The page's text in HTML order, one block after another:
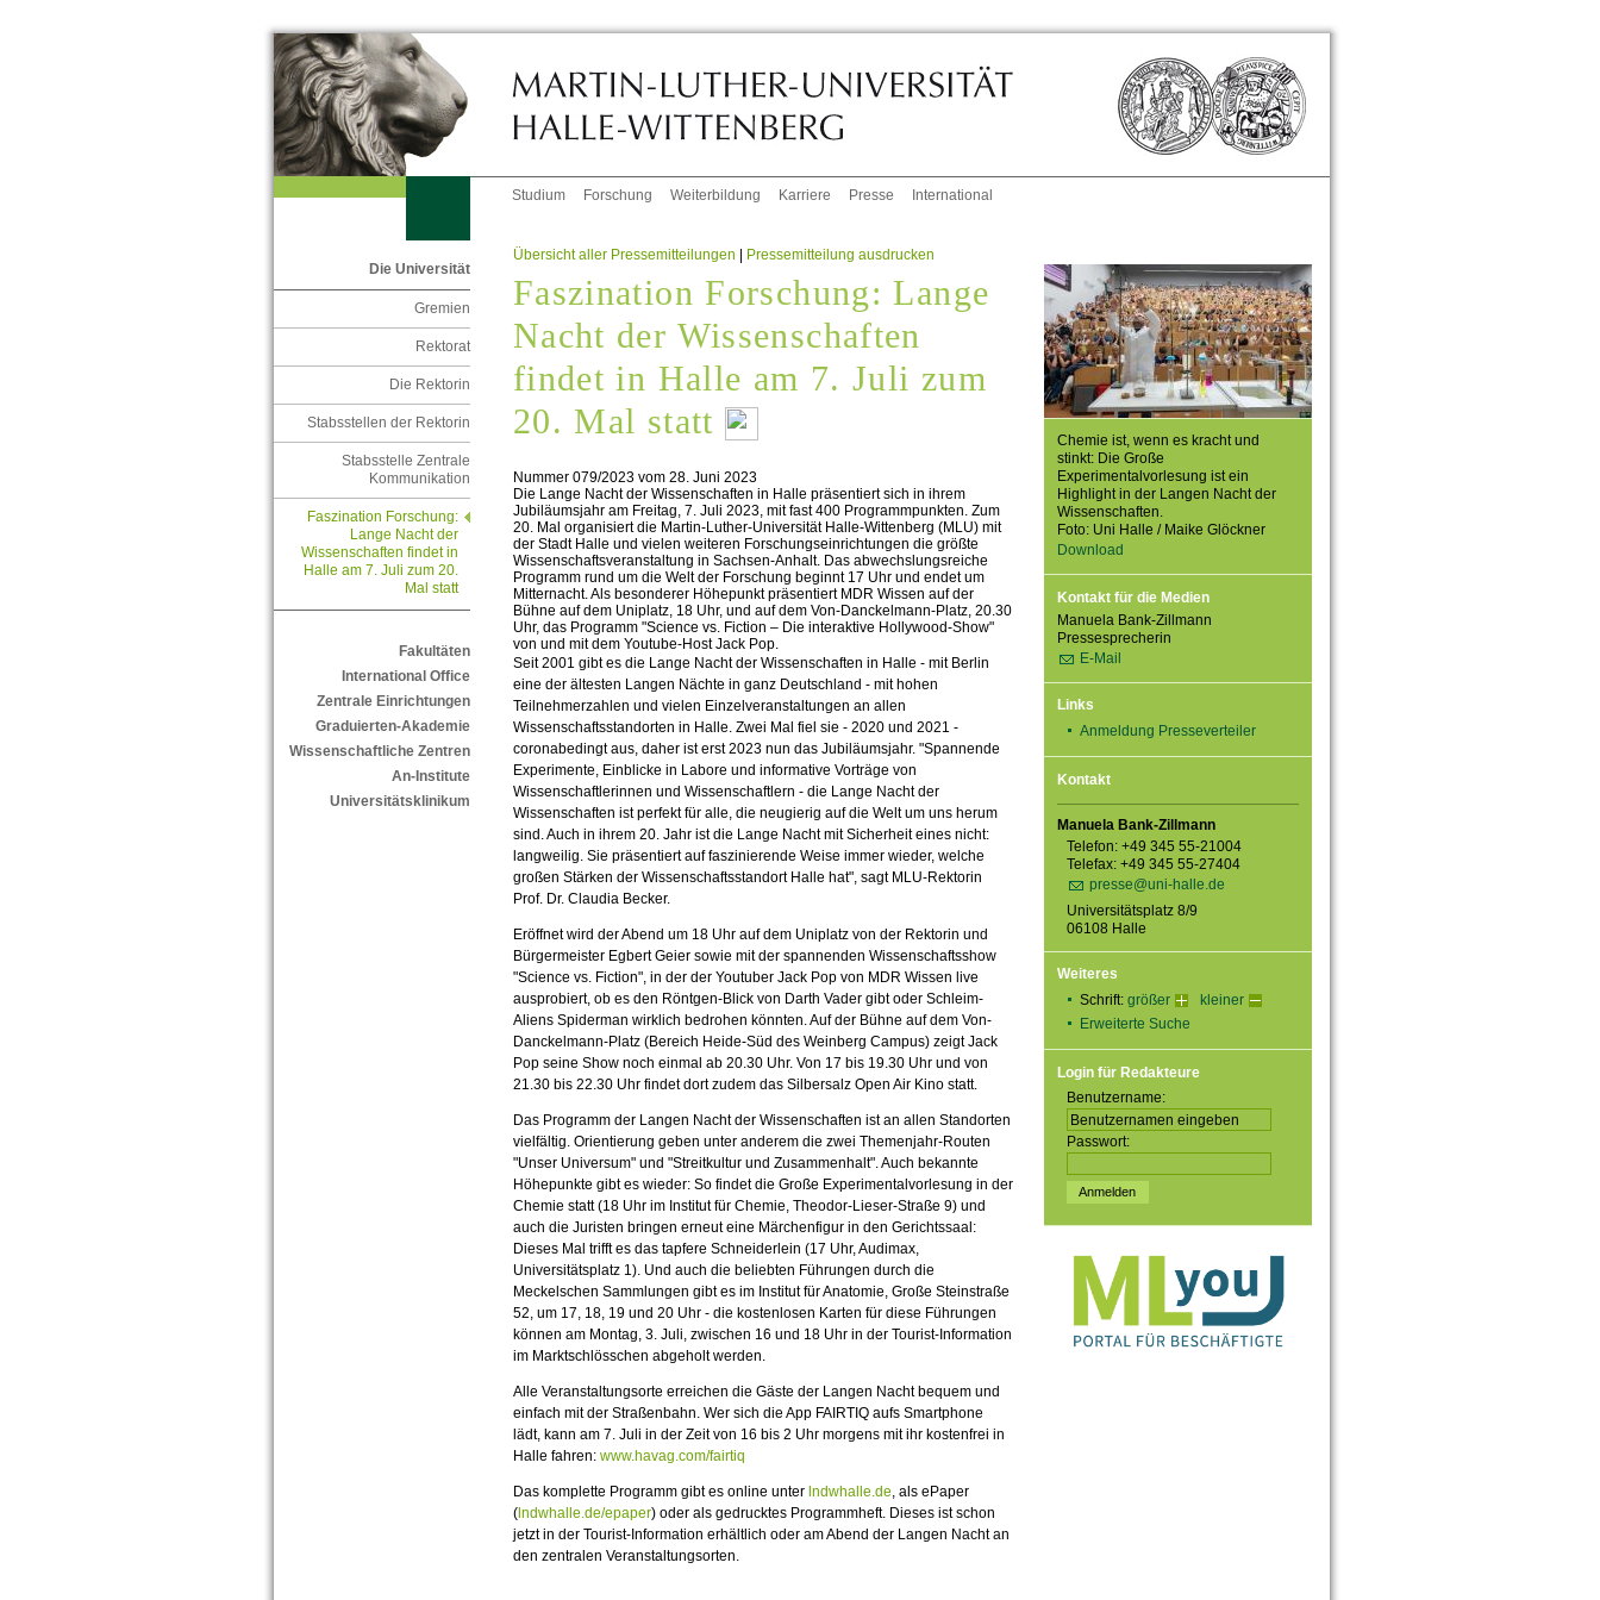
Studium Forschung Weiterbildung Karriere Presse International
Die Universität
Gremien
Rektorat
Die Rektorin
Stabsstellen der Rektorin
Stabsstelle Zentrale
Kommunikation
Faszination Forschung:
Lange Nacht der
Wissenschaften findet in
Halle am 7. Juli zum 20.
Mal statt
Fakultäten
International Office
Zentrale Einrichtungen
Graduierten-Akademie
Wissenschaftliche Zentren
An-Institute
Universitätsklinikum
Chemie ist, wenn es kracht und
stinkt: Die Große
Experimentalvorlesung ist ein
Highlight in der Langen Nacht der
Wissenschaften.
Foto: Uni Halle / Maike Glöckner
Download
Kontakt für die Medien
Manuela Bank-Zillmann
Pressesprecherin
E-Mail
Links
Anmeldung Presseverteiler
Kontakt
Manuela Bank-Zillmann
Telefon: +49 345 55-21004
Telefax: +49 345 55-27404
presse@uni-halle.de
Universitätsplatz 8/9
06108 Halle
Weiteres
Schrift: größer
kleiner
Erweiterte Suche
Login für Redakteure
Benutzername:
Passwort:
Übersicht aller Pressemitteilungen | Pressemitteilung ausdrucken
Faszination Forschung: Lange
Nacht der Wissenschaften
findet in Halle am 7. Juli zum
20. Mal statt
Nummer 079/2023 vom 28. Juni 2023
Die Lange Nacht der Wissenschaften in Halle präsentiert sich in ihrem
Jubiläumsjahr am Freitag, 7. Juli 2023, mit fast 400 Programmpunkten. Zum
20. Mal organisiert die Martin-Luther-Universität Halle-Wittenberg (MLU) mit
der Stadt Halle und vielen weiteren Forschungseinrichtungen die größte
Wissenschaftsveranstaltung in Sachsen-Anhalt. Das abwechslungsreiche
Programm rund um die Welt der Forschung beginnt 17 Uhr und endet um
Mitternacht. Als besonderer Höhepunkt präsentiert MDR Wissen auf der
Bühne auf dem Uniplatz, 18 Uhr, und auf dem Von-Danckelmann-Platz, 20.30
Uhr, das Programm "Science vs. Fiction – Die interaktive Hollywood-Show"
von und mit dem Youtube-Host Jack Pop.
Seit 2001 gibt es die Lange Nacht der Wissenschaften in Halle - mit Berlin
eine der ältesten Langen Nächte in ganz Deutschland - mit hohen
Teilnehmerzahlen und vielen Einzelveranstaltungen an allen
Wissenschaftsstandorten in Halle. Zwei Mal fiel sie - 2020 und 2021 -
coronabedingt aus, daher ist erst 2023 nun das Jubiläumsjahr. "Spannende
Experimente, Einblicke in Labore und informative Vorträge von
Wissenschaftlerinnen und Wissenschaftlern - die Lange Nacht der
Wissenschaften ist perfekt für alle, die neugierig auf die Welt um uns herum
sind. Auch in ihrem 20. Jahr ist die Lange Nacht mit Sicherheit eines nicht:
langweilig. Sie präsentiert auf faszinierende Weise immer wieder, welche
großen Stärken der Wissenschaftsstandort Halle hat", sagt MLU-Rektorin
Prof. Dr. Claudia Becker.
Eröffnet wird der Abend um 18 Uhr auf dem Uniplatz von der Rektorin und
Bürgermeister Egbert Geier sowie mit der spannenden Wissenschaftsshow
"Science vs. Fiction", in der der Youtuber Jack Pop von MDR Wissen live
ausprobiert, ob es den Röntgen-Blick von Darth Vader gibt oder Schleim-
Aliens Spiderman wirklich bedrohen könnten. Auf der Bühne auf dem Von-
Danckelmann-Platz (Bereich Heide-Süd des Weinberg Campus) zeigt Jack
Pop seine Show noch einmal ab 20.30 Uhr. Von 17 bis 19.30 Uhr und von
21.30 bis 22.30 Uhr findet dort zudem das Silbersalz Open Air Kino statt.
Das Programm der Langen Nacht der Wissenschaften ist an allen Standorten
vielfältig. Orientierung geben unter anderem die zwei Themenjahr-Routen
"Unser Universum" und "Streitkultur und Zusammenhalt". Auch bekannte
Höhepunkte gibt es wieder: So findet die Große Experimentalvorlesung in der
Chemie statt (18 Uhr im Institut für Chemie, Theodor-Lieser-Straße 9) und
auch die Juristen bringen erneut eine Märchenfigur in den Gerichtssaal:
Dieses Mal trifft es das tapfere Schneiderlein (17 Uhr, Audimax,
Universitätsplatz 1). Und auch die beliebten Führungen durch die
Meckelschen Sammlungen gibt es im Institut für Anatomie, Große Steinstraße
52, um 17, 18, 19 und 20 Uhr - die kostenlosen Karten für diese Führungen
können am Montag, 3. Juli, zwischen 16 und 18 Uhr in der Tourist-Information
im Marktschlösschen abgeholt werden.
Alle Veranstaltungsorte erreichen die Gäste der Langen Nacht bequem und
einfach mit der Straßenbahn. Wer sich die App FAIRTIQ aufs Smartphone
lädt, kann am 7. Juli in der Zeit von 16 bis 2 Uhr morgens mit ihr kostenfrei in
Halle fahren: www.havag.com/fairtiq
Das komplette Programm gibt es online unter lndwhalle.de, als ePaper
(lndwhalle.de/epaper) oder als gedrucktes Programmheft. Dieses ist schon
jetzt in der Tourist-Information erhältlich oder am Abend der Langen Nacht an
den zentralen Veranstaltungsorten.